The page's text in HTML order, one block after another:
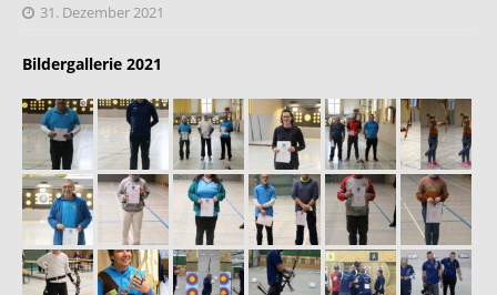
31. Dezember 2021
Bildergallerie 2021